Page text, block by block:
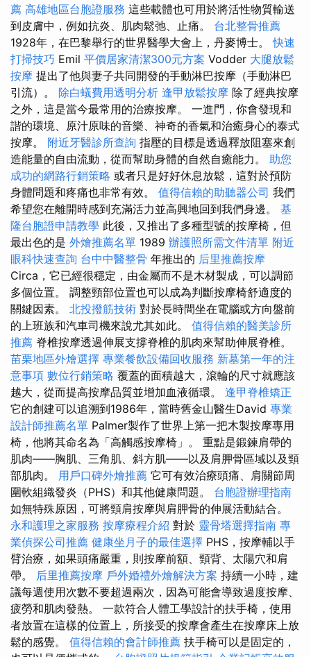
薦 高雄地區台胞證服務 這些載體也可用於將活性物質輸送
到皮膚中，例如抗炎、肌肉鬆弛、止痛。 台北整骨推薦
1928年，在巴黎舉行的世界醫學大會上，丹麥博士。快速
打掃技巧 Emil 平價居家清潔300元方案 Vodder 大腿放鬆
按摩 提出了他與妻子共同開發的手動淋巴按摩（手動淋巴
引流）。 除白蟻費用透明分析 逢甲放鬆按摩 除了經典按摩
之外，這是當今最常用的治療按摩。 一進門，你會發現和
諧的環境、原汁原味的音樂、神奇的香氣和治癒身心的泰式
按摩。 附近牙醫診所查詢 指壓的目標是透過釋放阻塞來創
造能量的自由流動，從而幫助身體的自然自癒能力。 助您
成功的網路行銷策略 或者只是好好休息放鬆，這對於預防
身體問題和疼痛也非常有效。 值得信賴的助聽器公司 我們
希望您在離開時感到充滿活力並高興地回到我們身邊。 基
隆台胞證申請教學 此後，又推出了多種型號的按摩椅，但
最出色的是 外燴推薦名單 1989 辦護照所需文件清單 附近
眼科快速查詢 台中中醫整骨 年推出的 后里推薦按摩
Circa，它已經很穩定，由金屬而不是木材製成，可以調節
多個位置。 調整頸部位置也可以成為判斷按摩椅舒適度的
關鍵因素。 北投撥筋技術 對於長時間坐在電腦或方向盤前
的上班族和汽車司機來說尤其如此。 值得信賴的醫美診所
推薦 脊椎按摩透過伸展支撐脊椎的肌肉來幫助伸展脊椎。
苗栗地區外燴選擇 專業餐飲設備回收服務 新墓第一年的注
意事項 數位行銷策略 覆蓋的面積越大，滾輪的尺寸就應該
越大，從而提高按摩品質並增加血液循環。 逢甲脊椎矯正
它的創建可以追溯到1986年，當時舊金山醫生David 專業
設計師推薦名單 Palmer製作了世界上第一把木製按摩專用
椅，他將其命名為「高觸感按摩椅」。 重點是鍛鍊肩帶的
肌肉——胸肌、三角肌、斜方肌——以及肩胛骨區域以及頸
部肌肉。 用戶口碑外燴推薦 它可有效治療頭痛、肩關節周
圍軟組織發炎（PHS）和其他健康問題。 台胞證辦理指南
如無特殊原因，可將頸肩按摩與肩胛骨的伸展活動結合。
永和護理之家服務 按摩療程介紹 對於 靈骨塔選擇指南 專
業偵探公司推薦 健康坐月子的最佳選擇 PHS，按摩輔以手
臂治療，如果頭痛嚴重，則按摩前額、頸背、太陽穴和肩
帶。 后里推薦按摩 戶外婚禮外燴解決方案 持續一小時，建
議每週使用次數不要超過兩次，因為可能會導致過度按摩、
疲勞和肌肉發熱。 一款符合人體工學設計的扶手椅，使用
者放置在這樣的位置上，所接受的按摩會產生在按摩床上放
鬆的感覺。 值得信賴的會計師推薦 扶手椅可以是固定的，